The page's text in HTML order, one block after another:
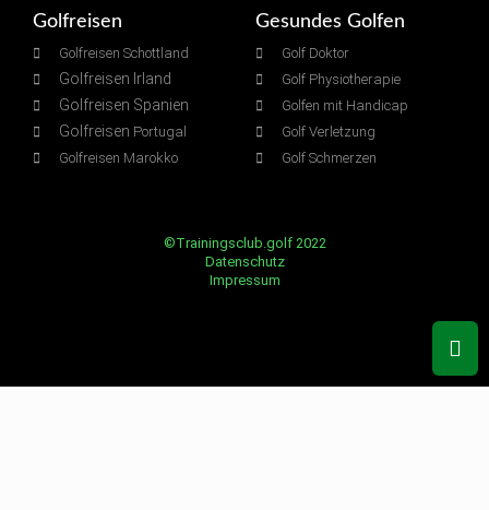
Golfreisen
Golfreisen Schottland
Golfreisen Irland
Golfreisen Spanien
Golfreisen Portugal
Golfreisen Marokko
Gesundes Golfen
Golf Doktor
Golf Physiotherapie
Golfen mit Handicap
Golf Verletzung
Golf Schmerzen
©Trainingsclub.golf 2022
Datenschutz
Impressum